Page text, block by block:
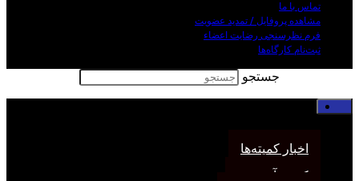
تماس با ما
مشاهده پروفایل / تمدید عضویت
فرم نظر‌سنجی رضایت اعضاء
ثبت‌نام کارگاه‌ها
جستجو
اخبار کمیته‌ها
کمیته آموزش